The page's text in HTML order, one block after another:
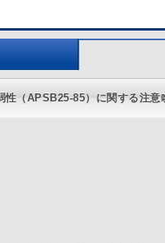
（APSB25-85）に関する注意